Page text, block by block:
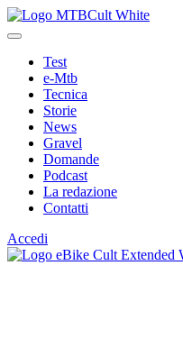
Test
e-Mtb
Tecnica
Storie
News
Gravel
Domande
Podcast
La redazione
Contatti
Accedi